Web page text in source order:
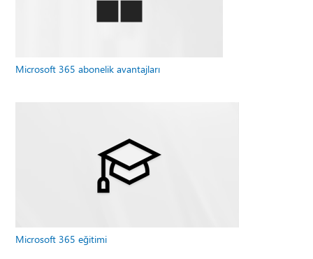
Microsoft 365 abonelik avantajları
Microsoft 365 eğitimi